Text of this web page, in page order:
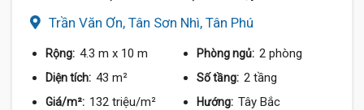
Trần Văn Ơn, Tân Sơn Nhì, Tân Phú
Rộng: 4.3 m x 10 m Phòng ngủ: 2 phòng
Diện tích: 43 m² Số tầng: 2 tầng
Giá/m²: 132 triệu/m² Hướng: Tây Bắc